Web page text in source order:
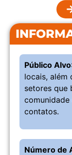
Público Alvo
locais, além
setores que
comunidade
contatos.
Número de